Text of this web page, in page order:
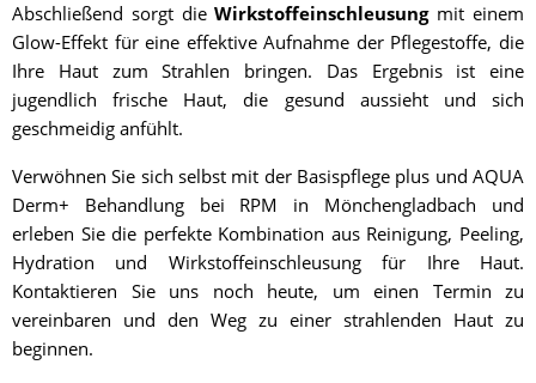
Abschließend sorgt dieWirkstoffeinschleusungmit einem
Glow-Effekt für eine effektive Aufnahme der Pflegestoffe, die
Ihre Haut zum Strahlen bringen. Das Ergebnis ist eine
jugendlich frische Haut, die gesund aussieht und sich
geschmeidig anfühlt.
Verwöhnen Sie sich selbst mit der Basispflege plus und AQUA
Derm+ Behandlung bei RPM in Mönchengladbach und
erleben Sie die perfekte Kombination aus Reinigung, Peeling,
Hydration und Wirkstoffeinschleusung für Ihre Haut.
Kontaktieren Sie uns noch heute, um einen Termin zu
vereinbaren und den Weg zu einer strahlenden Haut zu
beginnen.